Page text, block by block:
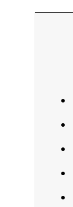
●
●
●
●
●